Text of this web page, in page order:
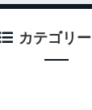
カテゴリー